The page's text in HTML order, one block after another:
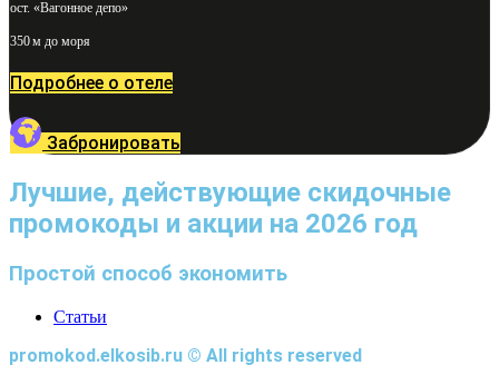
ост. «Вагонное депо»
350 м до моря
Подробнее о отеле
Забронировать
Лучшие, действующие скидочные
промокоды и акции на 2026 год
Простой способ экономить
Статьи
promokod.elkosib.ru © All rights reserved